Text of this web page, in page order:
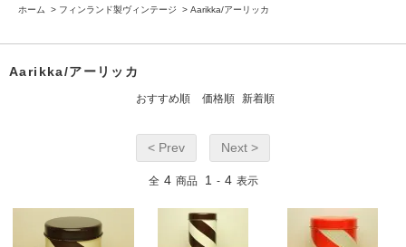
ホーム > フィンランド製ヴィンテージ > Aarikka/アーリッカ
Aarikka/アーリッカ
おすすめ順 価格順 新着順
< Prev Next >
全 4 商品 1 - 4 表示